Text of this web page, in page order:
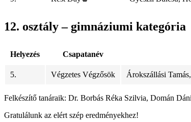
12. osztály – gimnáziumi kategória
Helyezés Csapatanév
5. Végzetes Végzősök Árokszállási
Felkészítő tanáraik: Dr. Borbás Réka Szilvia, Domán
Gratulálunk az elért szép eredményekhez!